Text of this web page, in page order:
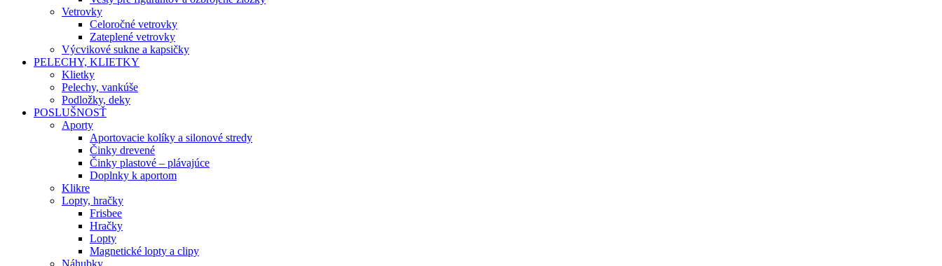
Vetrovky
Celoročné vetrovky
Zateplené vetrovky
Výcvikové sukne a kapsičky
PELECHY, KLIETKY
Klietky
Pelechy, vankúše
Podložky, deky
POSLUŠNOSŤ
Aporty
Aportovacie kolíky a silonové stredy
Činky drevené
Činky plastové – plávajúce
Doplnky k aportom
Klikre
Lopty, hračky
Frisbee
Hračky
Lopty
Magnetické lopty a clipy
Náhubky